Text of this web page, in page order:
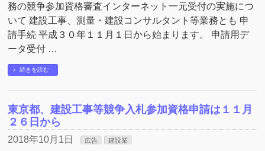
務の競争参加資格審査インターネット一元受付の実施につ
いて 建設工事、測量・建設コンサルタント等業務とも 申
請手続 平成３０年１１月１日から始まります。 申請用デ
ータ受付 …
続きを読む
東京都、建設工事等競争入札参加資格申請は１１月
２６日から
2018年10月1日 広告 建設業